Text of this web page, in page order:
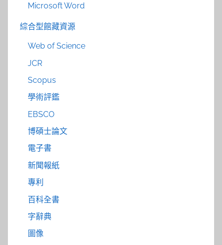
Microsoft Word
綜合型館藏資源
Web of Science
JCR
Scopus
學術評鑑
EBSCO
博碩士論文
電子書
新聞報紙
專利
百科全書
字辭典
圖像